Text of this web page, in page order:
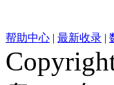
帮助中心 | 最新收录 |